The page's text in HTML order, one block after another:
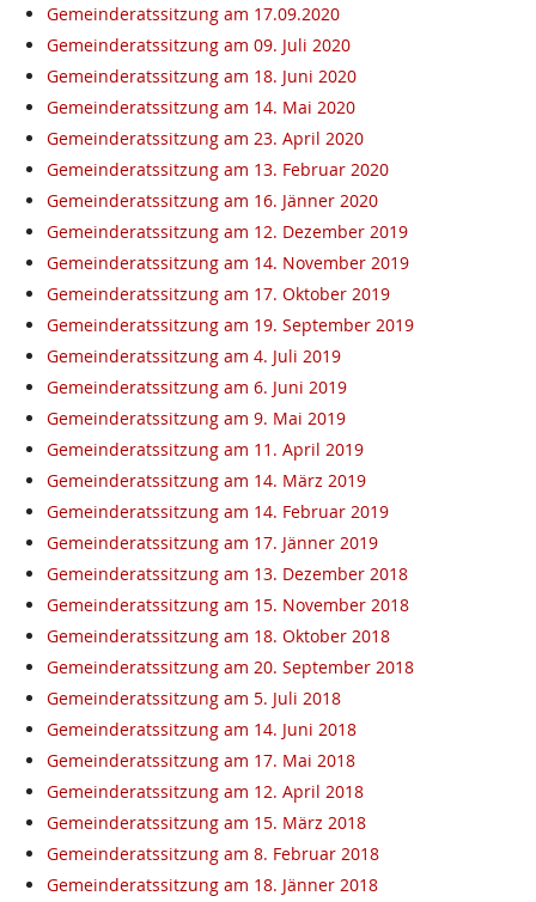
Gemeinderatssitzung am 17.09.2020
Gemeinderatssitzung am 09. Juli 2020
Gemeinderatssitzung am 18. Juni 2020
Gemeinderatssitzung am 14. Mai 2020
Gemeinderatssitzung am 23. April 2020
Gemeinderatssitzung am 13. Februar 2020
Gemeinderatssitzung am 16. Jänner 2020
Gemeinderatssitzung am 12. Dezember 2019
Gemeinderatssitzung am 14. November 2019
Gemeinderatssitzung am 17. Oktober 2019
Gemeinderatssitzung am 19. September 2019
Gemeinderatssitzung am 4. Juli 2019
Gemeinderatssitzung am 6. Juni 2019
Gemeinderatssitzung am 9. Mai 2019
Gemeinderatssitzung am 11. April 2019
Gemeinderatssitzung am 14. März 2019
Gemeinderatssitzung am 14. Februar 2019
Gemeinderatssitzung am 17. Jänner 2019
Gemeinderatssitzung am 13. Dezember 2018
Gemeinderatssitzung am 15. November 2018
Gemeinderatssitzung am 18. Oktober 2018
Gemeinderatssitzung am 20. September 2018
Gemeinderatssitzung am 5. Juli 2018
Gemeinderatssitzung am 14. Juni 2018
Gemeinderatssitzung am 17. Mai 2018
Gemeinderatssitzung am 12. April 2018
Gemeinderatssitzung am 15. März 2018
Gemeinderatssitzung am 8. Februar 2018
Gemeinderatssitzung am 18. Jänner 2018